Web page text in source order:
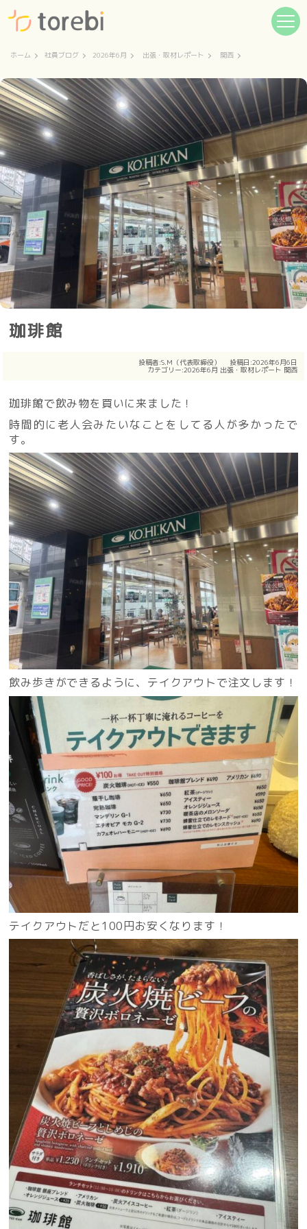
ホーム 社員ブログ 2026年6月 出張・取材レポート 関西
珈琲館
投稿者:S.M（代表取締役） 投稿日:2026年6月6日
カテゴリー:2026年6月 出張・取材レポート 関西
珈琲館で飲み物を買いに来ました！
時間的に老人会みたいなことをしてる人が多かったで
す。
飲み歩きができるように、テイクアウトで注文します！
テイクアウトだと100円お安くなります！